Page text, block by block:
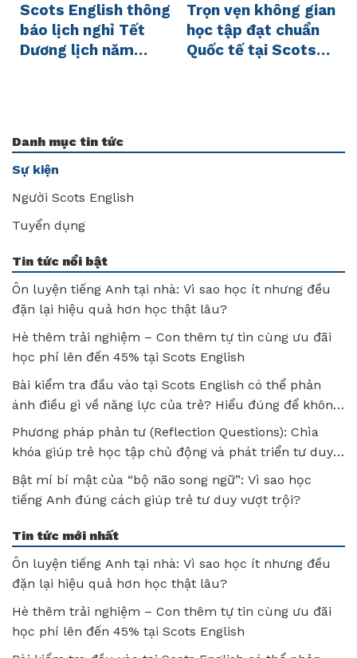
Scots English thông
báo lịch nghỉ Tết
Dương lịch năm
Trọn vẹn không gian
học tập đạt chuẩn
Quốc tế tại Scots
Danh mục tin tức
Sự kiện
Người Scots English
Tuyển dụng
Tin tức nổi bật
Ôn luyện tiếng Anh tại nhà: Vì sao học ít nhưng đều
đặn lại hiệu quả hơn học thật lâu?
Hè thêm trải nghiệm – Con thêm tự tin cùng ưu đãi
học phí lên đến 45% tại Scots English
Bài kiểm tra đầu vào tại Scots English có thể phản
ánh điều gì về năng lực của trẻ? Hiểu đúng để không
bỏ lỡ tiềm năng của con!
Phương pháp phản tư (Reflection Questions): Chìa
khóa giúp trẻ học tập chủ động và phát triển tư duy
sau mỗi bài học
Bật mí bí mật của “bộ não song ngữ”: Vì sao học
tiếng Anh đúng cách giúp trẻ tư duy vượt trội?
Tin tức mới nhất
Ôn luyện tiếng Anh tại nhà: Vì sao học ít nhưng đều
đặn lại hiệu quả hơn học thật lâu?
Hè thêm trải nghiệm – Con thêm tự tin cùng ưu đãi
học phí lên đến 45% tại Scots English